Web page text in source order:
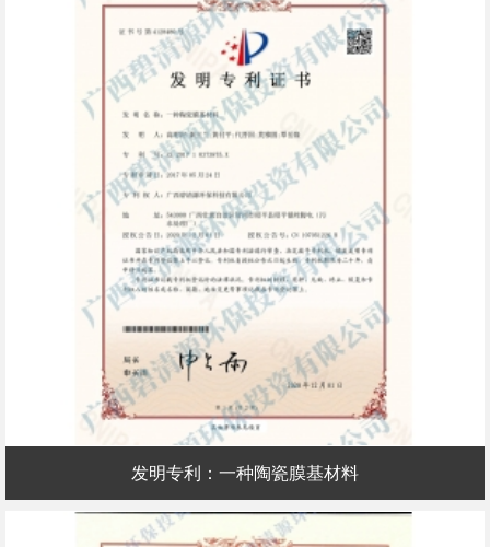
发明专利：一种陶瓷膜基材料